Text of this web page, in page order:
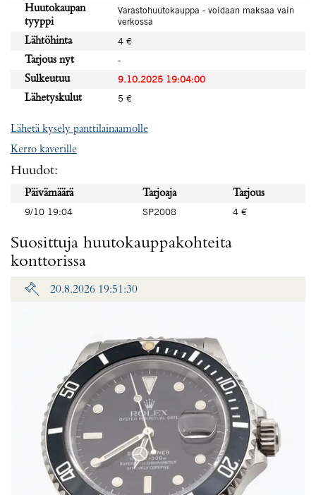
Huutokaupan
tyyppi
Varastohuutokauppa - voidaan maksaa vain
verkossa
Lähtöhinta
4 €
Tarjous nyt
-
Sulkeutuu
9.10.2025 19:04:00
Lähetyskulut
5 €
Lähetä kysely panttilainaamolle
Kerro kaverille
Huudot:
Päivämäärä Tarjoaja
Tarjous
9/10 19:04
SP2008 4 €
Suosittuja huutokauppakohteita
konttorissa
20.8.2026 19:51:30